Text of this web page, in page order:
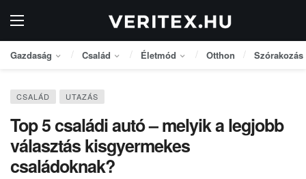
Gazdaság Család Életmód Otthon Szórakozás
CSALÁD UTAZÁS
Top 5 családi autó – melyik a legjobb
választás kisgyermekes
családoknak?